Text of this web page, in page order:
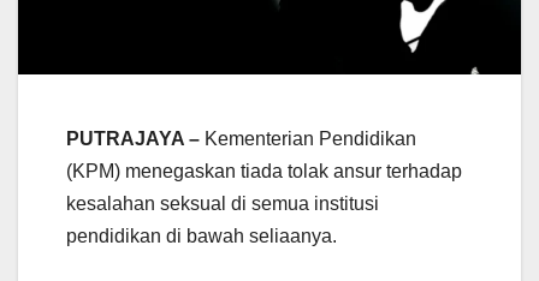
PUTRAJAYA – Kementerian Pendidikan
(KPM) menegaskan tiada tolak ansur terhadap
kesalahan seksual di semua institusi
pendidikan di bawah seliaanya.